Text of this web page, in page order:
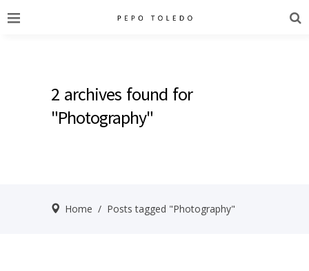
2 archives found for
"Photography"
Home / Posts tagged "Photography"